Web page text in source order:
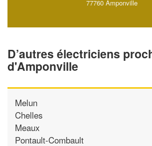
77760 Amponville
D’autres électriciens
d'Amponville
Melun
Chelles
Meaux
Pontault-Combault